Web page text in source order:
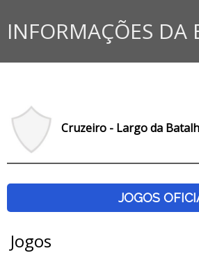
INFORMAÇÕES DA
Cruzeiro - Largo da
JOGOS
Jogos